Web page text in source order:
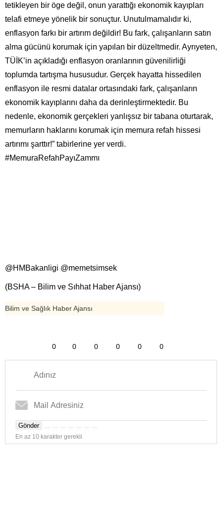
tetikleyen bir öge değil, onun yarattığı ekonomik kayıpları
telafi etmeye yönelik bir sonuçtur. Unutulmamalıdır ki,
enflasyon farkı bir artırım değildir! Bu fark, çalışanların satın
alma gücünü korumak için yapılan bir düzeltmedir. Ayrıyeten,
TÜİK’in açıkladığı enflasyon oranlarının güvenilirliği
toplumda tartışma hususudur. Gerçek hayatta hissedilen
enflasyon ile resmi datalar ortasındaki fark, çalışanların
ekonomik kayıplarını daha da derinleştirmektedir. Bu
nedenle, ekonomik gerçekleri yanlışsız bir tabana oturtarak,
memurların haklarını korumak için memura refah hissesi
artırımı şarttır!” tabirlerine yer verdi.
#MemuraRefahPayıZammı
@HMBakanligi @memetsimsek
(BSHA – Bilim ve Sıhhat Haber Ajansı)
Bilim ve Sağlık Haber Ajansı
0 0 0 0 0 0
Gönder
En az 10 karakter gerekli